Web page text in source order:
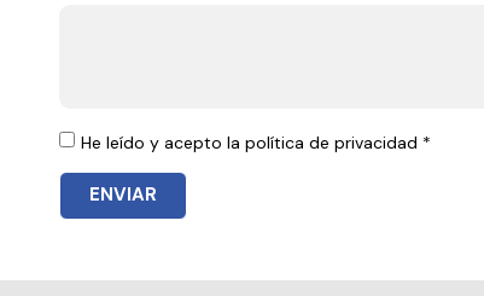
He leído y acepto la política de privacidad *
ENVIAR